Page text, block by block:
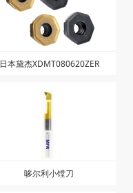
日本黛杰XDMT080620ZER
哆尔利小镗刀